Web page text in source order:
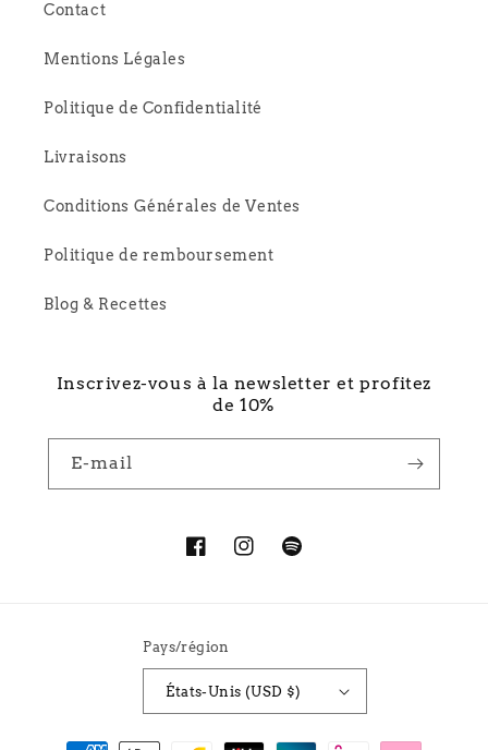
Contact
Mentions Légales
Politique de Confidentialité
Livraisons
Conditions Générales de Ventes
Politique de remboursement
Blog & Recettes
Inscrivez-vous à la newsletter et profitez
de 10%
E-mail
FacebookInstagramSpotify
Pays/région
États-Unis (USD $)
Moyens